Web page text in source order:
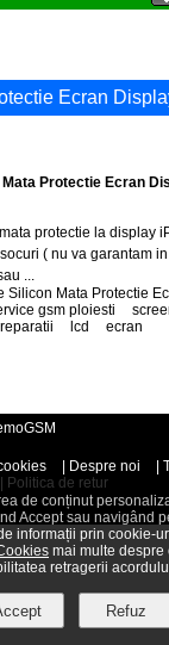
Ecran
Mata Protectie Ecran
protectie la display
( nu va garantam
...
Silicon Mata Protectie
gsm ploiesti
reparatii lcd ecran
Despre noi
Politica de retur
de conținut
Accept sau navigând
informații prin cookie-
mai multe despre
retragerii